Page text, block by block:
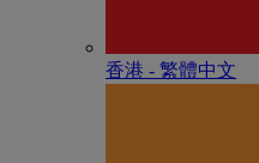
香港 - 繁體中文